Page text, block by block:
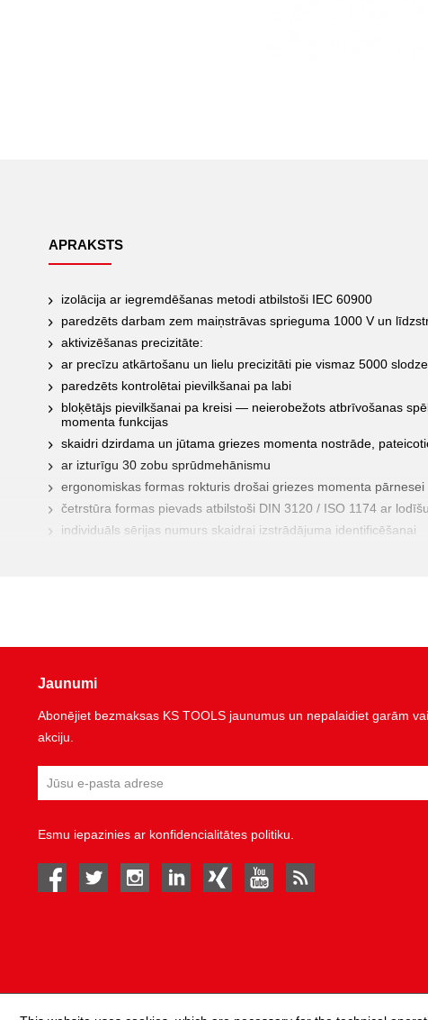
APRAKSTS
izolācija ar iegremdēšanas metodi atbilstoši IEC 60900
paredzēts darbam zem maiņstrāvas sprieguma 1000 V un
aktivizēšanas precizitāte:
ar precīzu atkārtošanu un lielu precizitāti pie vismaz 5000
paredzēts kontrolētai pievilkšanai pa labi
bloķētājs pievilkšanai pa kreisi — neierobežots atbrīvošanas
momenta funkcijas
skaidri dzirdama un jūtama griezes momenta nostrāde,
ar izturīgu 30 zobu sprūdmehānismu
ergonomiskas formas rokturis drošai griezes momenta pārnesei
četrstūra formas pievads atbilstoši DIN 3120 / ISO 1174 ar
individuāls sērijas numurs skaidrai izstrādājuma identificēšanai
Jaunumi
Abonējiet bezmaksas KS TOOLS jaunumus un nepalaidiet garām
akciju.
Esmu iepazinies ar konfidencialitātes politiku
facebook twitter instagramlinked in Xing youtube